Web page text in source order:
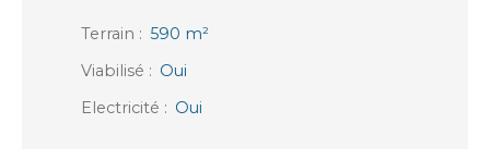
Terrain : 590 m²
Viabilisé : Oui
Electricité : Oui